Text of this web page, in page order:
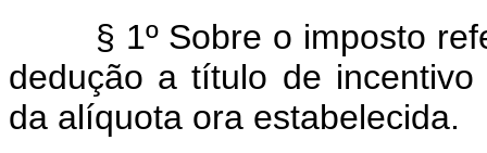
§ 1º Sobre o imposto
dedução a título de
da alíquota ora estabelecida.